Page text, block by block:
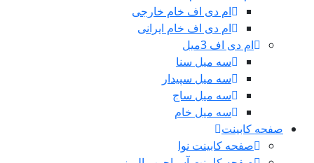
ام دی اف خام خارجی
ام دی اف خام ایرانی
ام دی اف 3میل
سه میل سنا
سه میل سپیدار
سه میل ساج
سه میل خام
صفحه کابینت
صفحه کابینت نوا